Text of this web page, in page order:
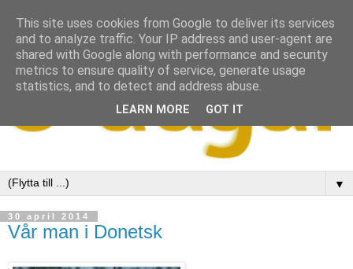
▼
30 april 2014
Vår man i Donetsk
This site uses cookies from Google to deliver its services
and to analyze traffic. Your IP address and user-agent are
shared with Google along with performance and security
metrics to ensure quality of service, generate usage
statistics, and to detect and address abuse.
LEARN MORE GOT IT